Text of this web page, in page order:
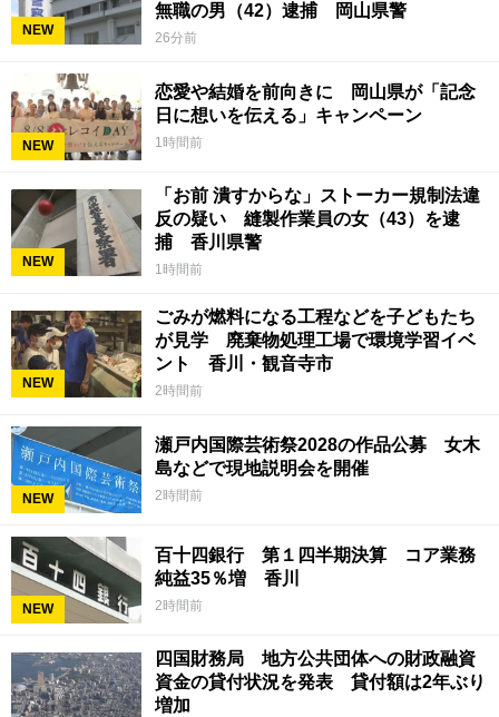
NEW
無職の男（42）逮捕 岡山県警
26分前
NEW
恋愛や結婚を前向きに 岡山県が「記念
日に想いを伝える」キャンペーン
1時間前
NEW
「お前 潰すからな」ストーカー規制法違
反の疑い 縫製作業員の女（43）を逮
捕 香川県警
1時間前
NEW
ごみが燃料になる工程などを子どもたち
が見学 廃棄物処理工場で環境学習イベ
ント 香川・観音寺市
2時間前
NEW
瀬戸内国際芸術祭2028の作品公募 女木
島などで現地説明会を開催
2時間前
NEW
百十四銀行 第１四半期決算 コア業務
純益35％増 香川
2時間前
四国財務局 地方公共団体への財政融資
資金の貸付状況を発表 貸付額は2年ぶり
増加